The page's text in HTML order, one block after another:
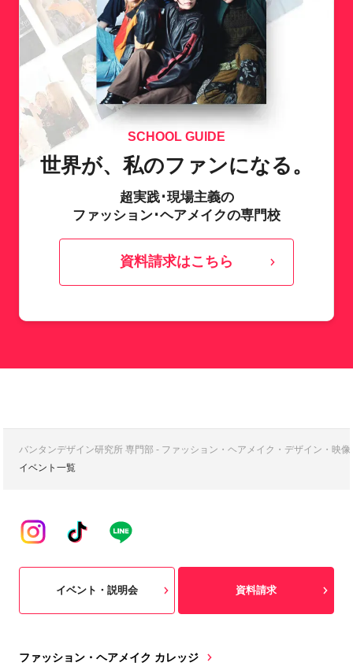
SCHOOL GUIDE
世界が、私のファンになる。
超実践･現場主義の
ファッション･ヘアメイクの専門校
資料請求はこちら
バンタンデザイン研究所 専門部 - ファッション・ヘアメイク・デザイン・映
イベント一覧
ファッション・ヘアメイク カレッジ
イベント・説明会 資料請求